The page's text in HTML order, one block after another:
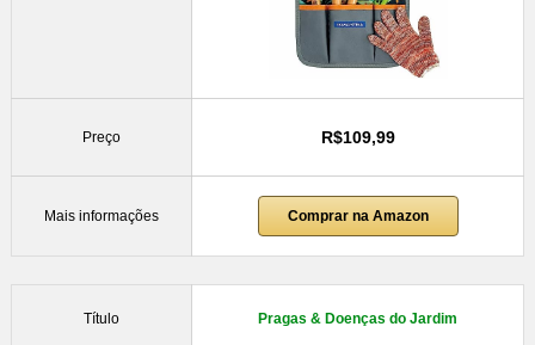
Preço R$109,99
Mais informações Comprar na Amazon
Título Pragas & Doenças do Jardim